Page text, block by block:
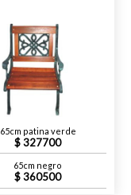
65cm patina verde
327700
65cm negro
360500